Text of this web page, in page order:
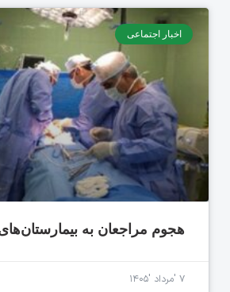
اخبار اجتماعی
هجوم مراجعان به
۷ 'مرداد '۱۴۰۵